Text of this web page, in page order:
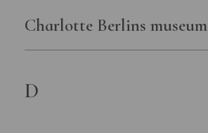
Charlotte Berlins museum
D